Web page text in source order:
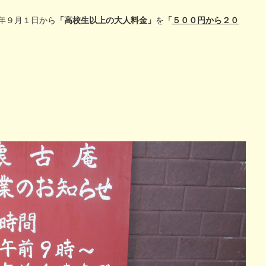
９月１日から 「高校生以上の大人料金」 を 「５００円から２０